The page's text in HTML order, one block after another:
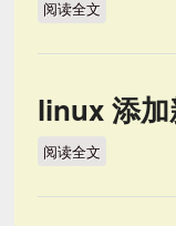
阅读全文
linux 添加
阅读全文